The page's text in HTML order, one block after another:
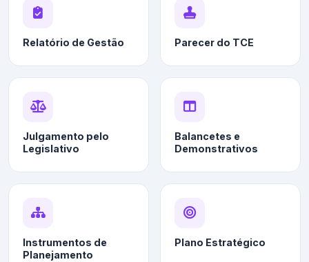
Relatório de Gestão Parecer do TCE
Julgamento pelo
Legislativo
Balancetes e
Demonstrativos
Instrumentos de
Planejamento
Plano Estratégico